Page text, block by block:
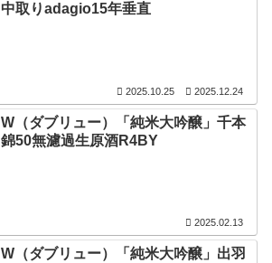
中取りadagio15年垂直
2025.10.25 2025.12.24
W（ダブリュー）「純米大吟醸」千本
錦50無濾過生原酒R4BY
2025.02.13
W（ダブリュー）「純米大吟醸」出羽